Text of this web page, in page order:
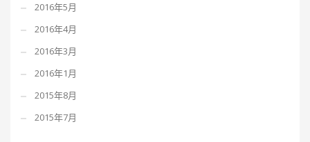
2016年5月
2016年4月
2016年3月
2016年1月
2015年8月
2015年7月